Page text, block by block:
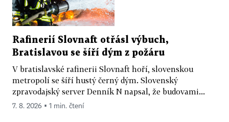
Rafinerií Slovnaft otřásl výbuch,
Bratislavou se šíří dým z požáru
V bratislavské rafinerii Slovnaft hoří, slovenskou
metropolí se šíří hustý černý dým. Slovenský
zpravodajský server Denník N napsal, že budovami...
7. 8. 2026 ▪ 1 min. čtení